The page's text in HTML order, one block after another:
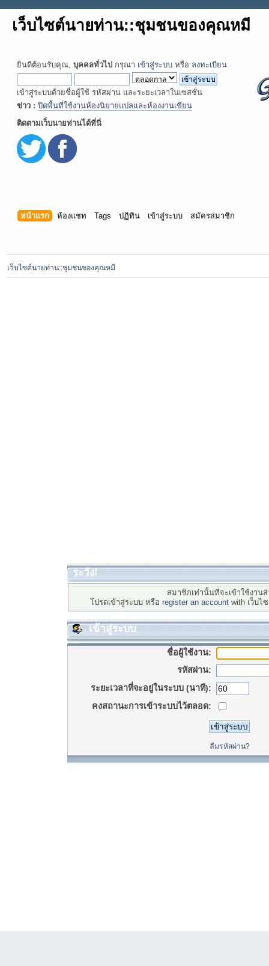
เว็บไซต์นายท่าน::ชุมชนของคุณหมี
ยินดีต้อนรับคุณ, บุคคลทั่วไป กรุณา เข้าสู่ระบบ หรือ ลงทะเบียน
เข้าสู่ระบบด้วยชื่อผู้ใช้ รหัสผ่าน และระยะเวลาในเซสชั่น
ข่าว : ปิดพื้นที่ใช้งานห้องนิยายแปลและห้องงานเขียน
ติดตามเว็บนายท่านได้ที่นี่
หน้าแรก ห้องแชท Tags ปฏิทิน เข้าสู่ระบบ สมัครสมาชิก
เว็บไซต์นายท่าน::ชุมชนของคุณหมี
ระวัง!
สมาชิกเท่านั้นที่จะเข้าใช้งาน
โปรดเข้าสู่ระบบ หรือ register an account with เว็บ
เข้าสู่ระบบ
ชื่อผู้ใช้งาน:
รหัสผ่าน:
ระยะเวลาที่จะอยู่ในระบบ (นาที):
คงสถานะการเข้าระบบไว้ตลอด:
ลืมรหัสผ่าน?